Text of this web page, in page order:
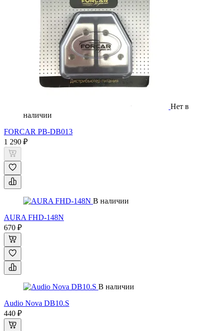
Нет в
наличии
FORCAR PB-DB013
1 290 ₽
В наличии
AURA FHD-148N
670 ₽
В наличии
Audio Nova DB10.S
440 ₽